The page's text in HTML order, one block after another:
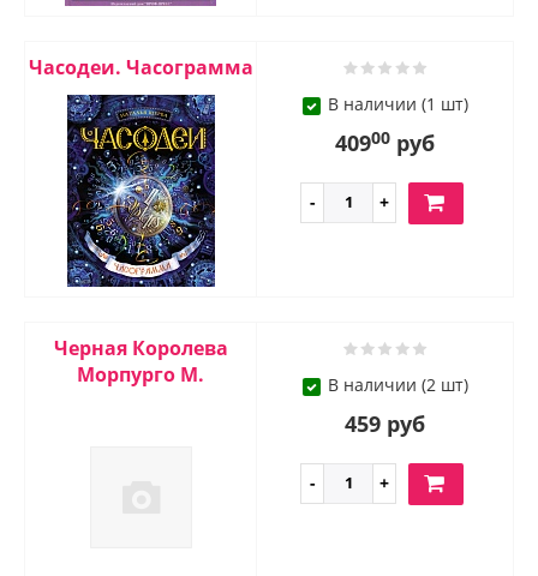
Часодеи. Часограмма
В наличии (1 шт)
40900 руб
Черная Королева
Морпурго М.
В наличии (2 шт)
459 руб